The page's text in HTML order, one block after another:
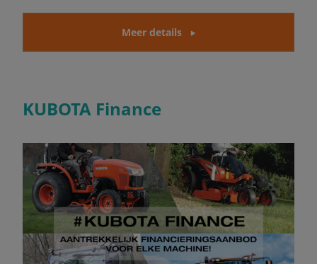
Meer details
KUBOTA Finance